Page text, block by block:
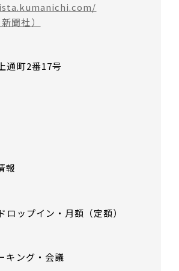
聞社）
通町2番17号
報
ロップイン・月額（定額）
キング・会議